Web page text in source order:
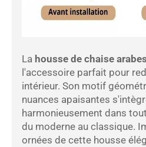
La housse de chaise
l'accessoire parfait pour
intérieur. Son motif
nuances apaisantes
harmonieusement dans
du moderne au classique.
ornées de cette housse